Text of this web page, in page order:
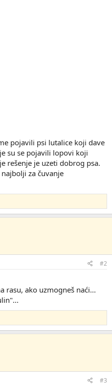
pojavili psi lutalice koji dave
su se pojavili lopovi koji
rešenje je uzeti dobrog psa.
za čuvanje
#2
rasu, ako uzmogneš naći...
#3